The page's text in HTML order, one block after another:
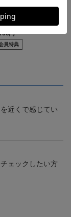
オルマフラー
円
員特典
近くで感じてい
ェックしたい方